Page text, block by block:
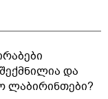
და
ლაბირინთები?